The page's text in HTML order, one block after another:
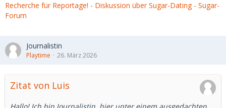
Recherche für Reportage! - Diskussion über Sugar-Dating - Sugar-
Forum
Journalistin
Playtime 26. März 2026
Zitat von Luis